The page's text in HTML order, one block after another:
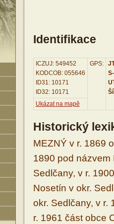
Identifikace
ICZUJ: 549452
KODCOB: 055646
ID31: 10171
ID32: 10171
GPS:
Ukázat na mapě
Historický
MEZNÝ v r. 1869
1890 pod názvem
Sedlčany, v r.
Nosetín v okr.
okr. Sedlčany, v r.
r. 1961 část obce